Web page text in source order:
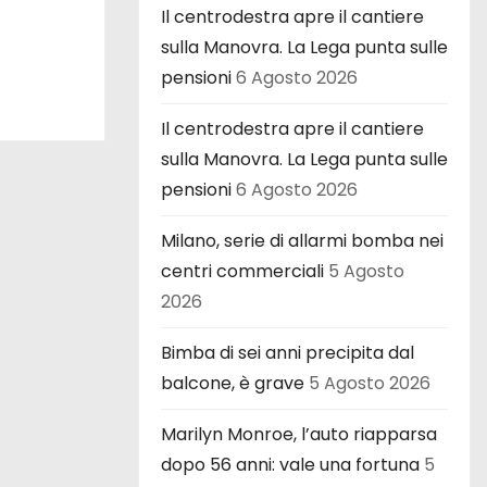
Il centrodestra apre il cantiere
sulla Manovra. La Lega punta sulle
pensioni6 Agosto 2026
Il centrodestra apre il cantiere
sulla Manovra. La Lega punta sulle
pensioni6 Agosto 2026
Milano, serie di allarmi bomba nei
centri commerciali 5 Agosto
2026
Bimba di sei anni precipita dal
balcone, è grave 5 Agosto 2026
Marilyn Monroe, l’auto riapparsa
dopo 56 anni: vale una fortuna 5